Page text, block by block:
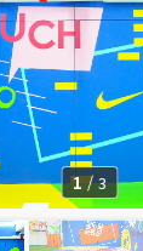
1 / 3